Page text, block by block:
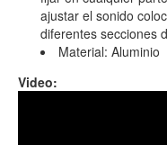
ajustar el sonido
diferentes secciones
Material: Aluminio
Video: